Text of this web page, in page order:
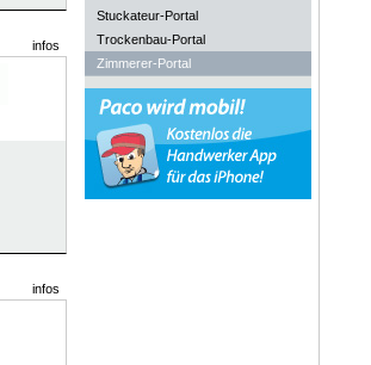
infos
infos
Stuckateur-Portal
Trockenbau-Portal
Zimmerer-Portal